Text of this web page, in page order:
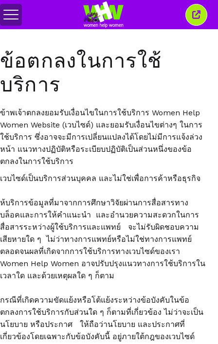
สลับ
เมนู
ปิด
หน้าต่
ข้อตกลงในการใช้
บริการ
ข้าพเจ้าตกลงยอมรับเงื่อนไขในการใช้บริการ Women Help
Women Website (เวบไซด์) และยอมรับเงื่อนไขต่างๆ ในการ
ใช้บริการ ซึ่งอาจจะมีการเปลี่ยนแปลงได้โดยไม่มีการแจ้งล่วง
หน้า แนวทางปฏิบัติหรือระเบียบปฏิบัติเป็นส่วนหนึ่งของข้อ
ตกลงในการใช้บริการ
เวบไซด์เป็นบริการส่วนบุคคล และไม่ใช่เพื่อการค้าหรือธุรกิจ
ห้บริการข้อมูลที่มาจากการศึกษาวิจัยผ่านการสื่อสารทาง
บล็อคและการให้คำแนะนำ และอำนวยความสะดวกในการ
สื่อสารระหว่างผู้ใช้บริการและแพทย์ จะไม่รับผิดชอบความ
เสียหายใด ๆ ไม่ว่าทางการแพทย์หรือไม่ใช่ทางการแพทย์
ตลอดจนผลที่เกิดจากการใช้บริการทางเวบไซด์ของเรา
Women Help Women อาจปรับปรุงแนวทางการใช้บริการใน
เวลาใด และด้วยเหตุผลใด ๆ ก็ตาม
กรณีที่เกิดความขัดแย้งหรือโต้แย้งระหว่างข้อบังคับในข้อ
ตกลงการใช้บริการกับส่วนใด ๆ ก็ตามที่เกี่ยวข้อง ไม่ว่าจะเป็น
นโยบาย หรือประกาศ ให้ถือว่านโยบาย และประกาศที่
เกี่ยวข้องโดยเฉพาะกับข้อบังคับนี้ อยู่ภายใต้กฎของเวบไซด์